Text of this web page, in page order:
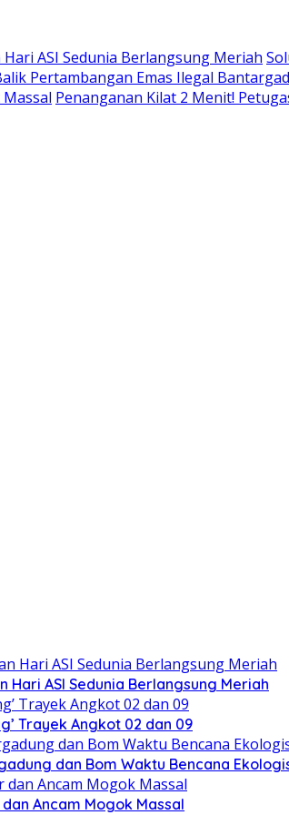
ASI Sedunia Berlangsung Meriah
Pertambangan Emas Ilegal
Penanganan Kilat 2 Menit!
Hari ASI Sedunia Berlangsung Meriah
Trayek Angkot 02 dan 09
dan Bom Waktu Bencana
Ancam Mogok Massal